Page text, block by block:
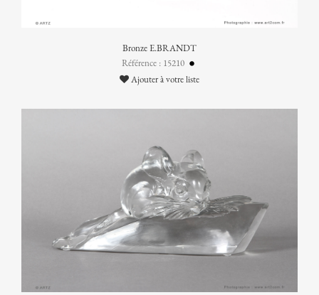
Bronze E.BRANDT
Référence : 15210
Ajouter à votre liste